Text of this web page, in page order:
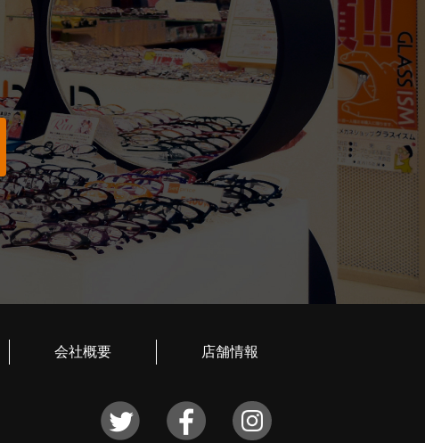
会社概要 店舗情報